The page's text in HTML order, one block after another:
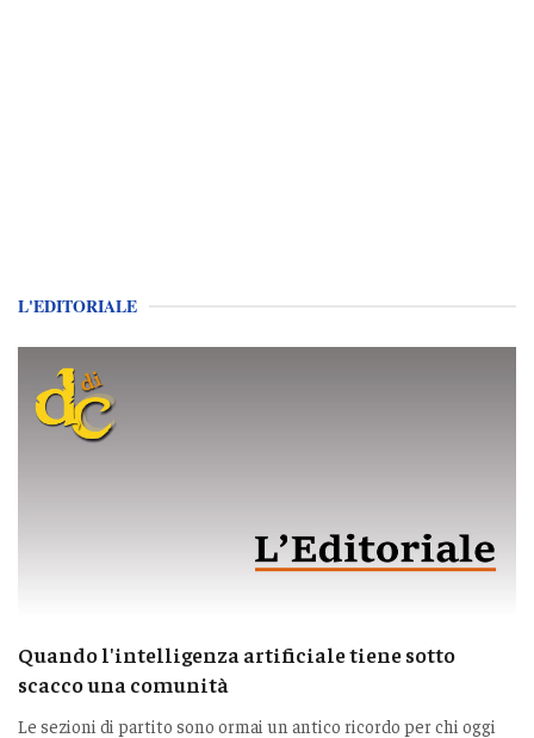
L'EDITORIALE
Quando l'intelligenza artificiale tiene sotto
scacco una comunità
Le sezioni di partito sono ormai un antico ricordo per chi oggi